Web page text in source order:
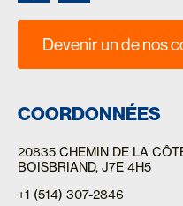
Devenir un de nos
COORDONNÉES
20835 CHEMIN DE LA
BOISBRIAND, J7E 4H5
+1 (514) 307-2846